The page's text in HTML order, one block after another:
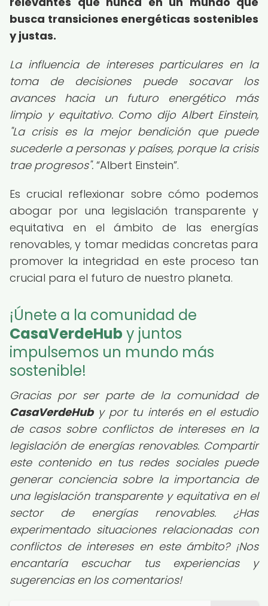
busca transiciones energéticas sostenibles
y justas.
La influencia de intereses particulares en la
toma de decisiones puede socavar los
avances hacia un futuro energético más
limpio y equitativo. Como dijo Albert Einstein,
"La crisis es la mejor bendición que puede
sucederle a personas y países, porque la crisis
trae progresos". Albert Einstein .
Es crucial reflexionar sobre cómo podemos
abogar por una legislación transparente y
equitativa en el ámbito de las energías
renovables, y tomar medidas concretas para
promover la integridad en este proceso tan
crucial para el futuro de nuestro planeta.
¡Únete a la comunidad de
CasaVerdeHub y juntos
impulsemos un mundo más
sostenible!
Gracias por ser parte de la comunidad de
CasaVerdeHuby por tu interés en el estudio
de casos sobre conflictos de intereses en la
legislación de energías renovables. Compartir
este contenido en tus redes sociales puede
generar conciencia sobre la importancia de
una legislación transparente y equitativa en el
sector de energías renovables. ¿Has
experimentado situaciones relacionadas con
conflictos de intereses en este ámbito? ¡Nos
encantaría escuchar tus experiencias y
sugerencias en los comentarios!